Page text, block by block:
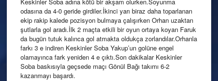
odasına da 4-0 geride girdiler.İkinci yarı biraz daha toparlanan
ekip rakip kalede pozisyon bulmaya çalışırken Orhan uzaktan
şutlarla gol aradı.İlk 2 maçta etkili bir oyun ortaya koyan Faruk
da bugün tutuk kalınca gol atmakta oldukça zorlandılar.Orhanla
farkı 3 e indiren Keskinler Soba Yakup’un golüne engel
olamayınca fark yeniden 4 e çıktı.Son dakikalar Keskinler
Soba baskısıyla geçsede maçı Gönül Bağı takımı 6-2
kazanmayı başardı.